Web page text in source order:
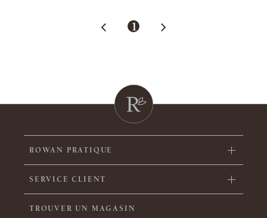
1
ROWAN PRATIQUE
SERVICE CLIENT
TROUVER UN MAGASIN